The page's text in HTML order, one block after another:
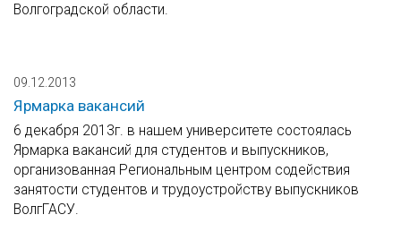
Волгоградской области.
09.12.2013
Ярмарка вакансий
6 декабря 2013г. в нашем университете состоялась
Ярмарка вакансий для студентов и выпускников,
организованная Региональным центром содействия
занятости студентов и трудоустройству выпускников
ВолгГАСУ.